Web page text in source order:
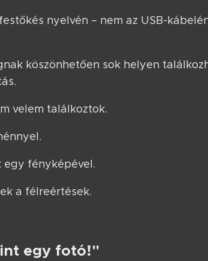
nyelvén – nem az USB-
köszönhetően sok helyen
velem találkoztok.
egy fényképével.
a félreértések.
egy fotó!"